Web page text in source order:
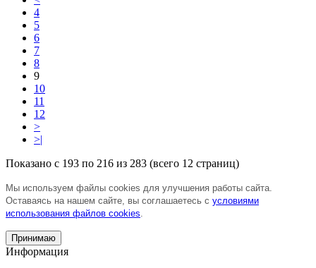
4
5
6
7
8
9
10
11
12
>
>|
Показано с 193 по 216 из 283 (всего 12 страниц)
Мы используем файлы cookies для улучшения работы сайта.
Оставаясь на нашем сайте, вы соглашаетесь с условиями
использования файлов cookies
Принимаю
Информация